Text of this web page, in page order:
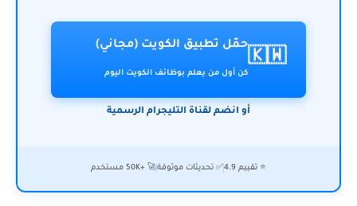
🇰🇼
حمّل تطبيق الكويت (مجاني)
كن أول من يعلم بوظائف الكويت اليوم
أو انضم لقناة التليجرام الرسمية
⭐ تقييم 4.9 ✅ تحديثات موثوقة🚀 +50K مستخدم